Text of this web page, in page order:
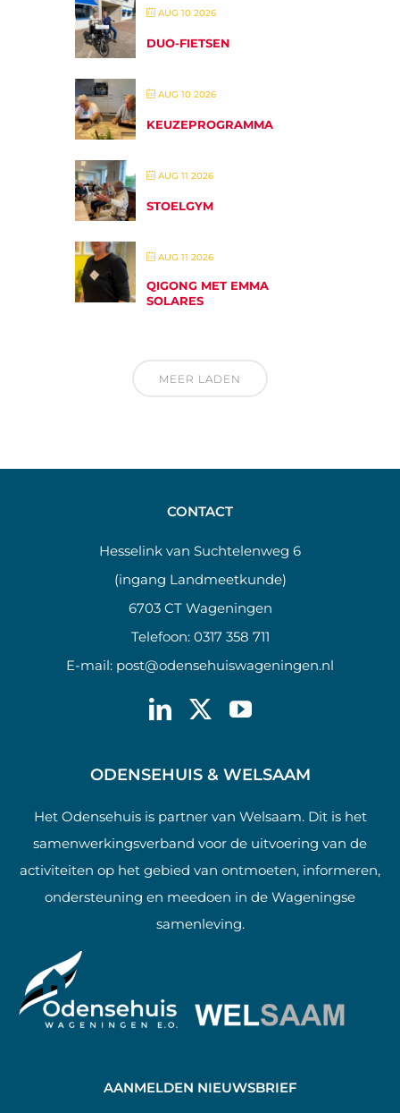
AUG 10 2026
DUO-FIETSEN
AUG 10 2026
KEUZEPROGRAMMA
AUG 11 2026
STOELGYM
AUG 11 2026
QIGONG MET EMMA
SOLARES
MEER LADEN
CONTACT
Hesselink van Suchtelenweg 6
(ingang Landmeetkunde)
6703 CT Wageningen
Telefoon: 0317 358 711
E-mail: post@odensehuiswageningen.nl
ODENSEHUIS & WELSAAM
Het Odensehuis is partner van Welsaam. Dit is het
samenwerkingsverband voor de uitvoering van de
activiteiten op het gebied van ontmoeten, informeren,
ondersteuning en meedoen in de Wageningse
samenleving.
AANMELDEN NIEUWSBRIEF